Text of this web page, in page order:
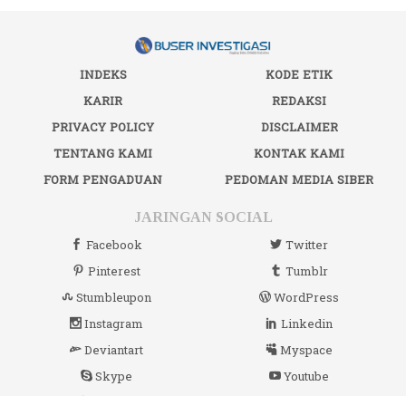
INDEKS
KODE ETIK
KARIR
REDAKSI
PRIVACY POLICY
DISCLAIMER
TENTANG KAMI
KONTAK KAMI
FORM PENGADUAN
PEDOMAN MEDIA SIBER
JARINGAN SOCIAL
Facebook
Twitter
Pinterest
Tumblr
Stumbleupon
WordPress
Instagram
Linkedin
Deviantart
Myspace
Skype
Youtube